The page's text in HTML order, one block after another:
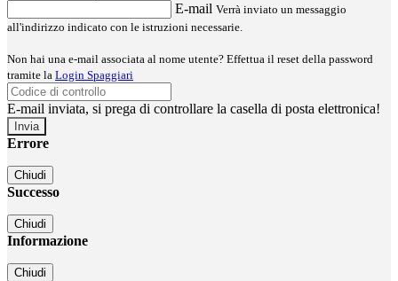
E-mail Verrà inviato un messaggio
all'indirizzo indicato con le istruzioni necessarie.
Non hai una e-mail associata al nome utente? Effettua il reset della password
tramite la Login Spaggiari
E-mail inviata, si prega di controllare la casella di posta elettronica!
Errore
Chiudi
Successo
Chiudi
Informazione
Chiudi